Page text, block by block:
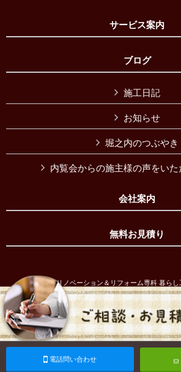
サービス案内
ブログ
施工日記
お知らせ
堀之内のつぶやき
内覧会からの施主様の声をいた
会社案内
無料お見積り
Copyright © リノベーション＆リフォーム専科 暮ら
電話問い合わせ